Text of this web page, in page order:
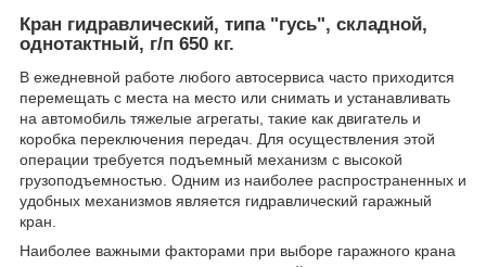
Кран гидравлический, типа "гусь", складной,
однотактный, г/п 650 кг.
В ежедневной работе любого автосервиса часто приходится
перемещать с места на место или снимать и устанавливать
на автомобиль тяжелые агрегаты, такие как двигатель и
коробка переключения передач. Для осуществления этой
операции требуется подъемный механизм с высокой
грузоподъемностью. Одним из наиболее распространенных и
удобных механизмов является гидравлический гаражный
кран.
Наиболее важными факторами при выборе гаражного крана